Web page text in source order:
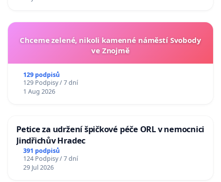
Chceme zelené, nikoli kamenné náměstí Svobody
ve Znojmě
129 podpisů
129 Podpisy / 7 dní
1 Aug 2026
Petice za udržení špičkové péče ORL v nemocnici
Jindřichův Hradec
391 podpisů
124 Podpisy / 7 dní
29 Jul 2026